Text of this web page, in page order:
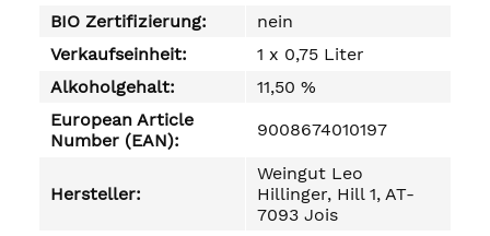
BIO Zertifizierung:
nein
Verkaufseinheit:
1 x 0,75 Liter
Alkoholgehalt:
11,50 %
European Article
Number (EAN):
9008674010197
Hersteller:
Weingut Leo
Hillinger, Hill 1, AT-
7093 Jois